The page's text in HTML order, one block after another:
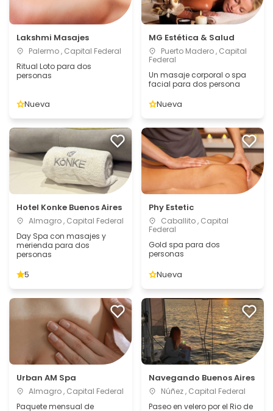
Lakshmi Masajes
Palermo , Capital Federal
Ritual Loto para dos
personas
Nueva
MG Estética & Salud
Puerto Madero , Capital
Federal
Un masaje corporal o spa
facial para dos persona
Nueva
Hotel Konke Buenos Aires
Almagro , Capital Federal
Day Spa con masajes y
merienda para dos
personas
5
Phy Estetic
Caballito , Capital
Federal
Gold spa para dos
personas
Nueva
Urban AM Spa
Almagro , Capital Federal
Paquete mensual de
Navegando Buenos Aires
Núñez , Capital Federal
Paseo en velero por el Rio de